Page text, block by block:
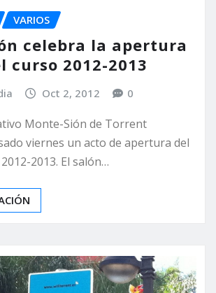
VARIOS
celebra la apertura
curso 2012-2013
Oct 2, 2012 0
Monte-Sión de Torrent
viernes un acto de apertura del
2013. El salón…